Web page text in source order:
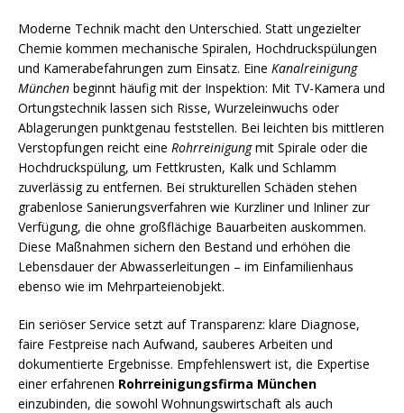
Moderne Technik macht den Unterschied. Statt ungezielter
Chemie kommen mechanische Spiralen, Hochdruckspülungen
und Kamerabefahrungen zum Einsatz. Eine Kanalreinigung
München beginnt häufig mit der Inspektion: Mit TV-Kamera und
Ortungstechnik lassen sich Risse, Wurzeleinwuchs oder
Ablagerungen punktgenau feststellen. Bei leichten bis mittleren
Verstopfungen reicht eine Rohrreinigungmit Spirale oder die
Hochdruckspülung, um Fettkrusten, Kalk und Schlamm
zuverlässig zu entfernen. Bei strukturellen Schäden stehen
grabenlose Sanierungsverfahren wie Kurzliner und Inliner zur
Verfügung, die ohne großflächige Bauarbeiten auskommen.
Diese Maßnahmen sichern den Bestand und erhöhen die
Lebensdauer der Abwasserleitungen – im Einfamilienhaus
ebenso wie im Mehrparteienobjekt.
Ein seriöser Service setzt auf Transparenz: klare Diagnose,
faire Festpreise nach Aufwand, sauberes Arbeiten und
dokumentierte Ergebnisse. Empfehlenswert ist, die Expertise
einer erfahrenen Rohrreinigungsfirma München
einzubinden, die sowohl Wohnungswirtschaft als auch